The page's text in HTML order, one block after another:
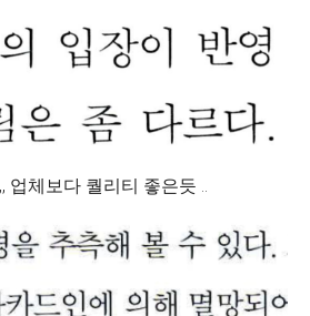
업체보다 퀄리티 좋은듯 ..